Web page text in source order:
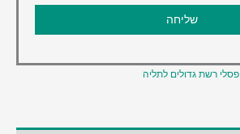
פסלי רשת גדולים לתליה